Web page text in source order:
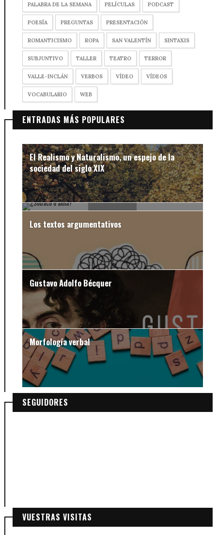
PALABRA DE LA SEMANA PELÍCULAS PODCAST
POESÍA PREGUNTAS PRESENTACIÓN
ROMANTICISMO ROPA SAN VALENTÍN SINTAXIS
SUBJUNTIVO TALLER TEATRO TERROR
VALLE-INCLÁN VERBOS VÍDEO VÍDEOS
VOCABULARIO WEB
ENTRADAS MÁS POPULARES
El Realismo y Naturalismo, un espejo de la
sociedad del siglo XIX
Los textos argumentativos
Gustavo Adolfo Bécquer
Morfología verbal
SEGUIDORES
VUESTRAS VISITAS